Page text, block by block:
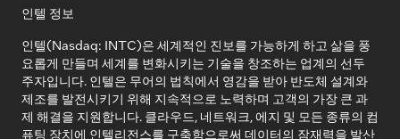
인텔 정보
인텔(Nasdaq: INTC)은 세계적인 진보를 가능하게 하고 삶을 풍
요롭게 만들며 세계를 변화시키는 기술을 창조하는 업계의 선두
주자입니다. 인텔은 무어의 법칙에서 영감을 받아 반도체 설계와
제조를 발전시키기 위해 지속적으로 노력하며 고객의 가장 큰 과
제 해결을 지원합니다. 클라우드, 네트워크, 에지 및 모든 종류의 컴
퓨팅 장치에 인텔리전스를 구축함으로써 데이터의 잠재력을 발산